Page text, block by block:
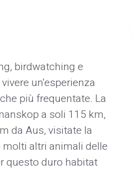
birdwatching e
un'esperienza
più frequentate. La
a soli 115 km,
da Aus, visitate la
molti altri animali delle
questo duro habitat